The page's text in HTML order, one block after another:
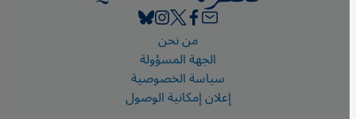
Footer
من نحن
الجهة المسؤولة
سياسة الخصوصية
إعلان إمكانية الوصول